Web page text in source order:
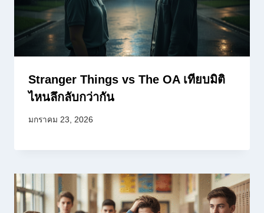
Stranger Things vs The OA เทียบมิติ
ไหนลึกลับกว่ากัน
มกราคม 23, 2026